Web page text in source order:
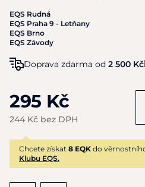
EQS Rudná
EQS Praha 9 - Letňany
EQS Brno
EQS Závody
Doprava zdarma od 2 500 Kč
295 Kč
244 Kč bez DPH
Chcete získat 8 EQK do
Klubu EQS.